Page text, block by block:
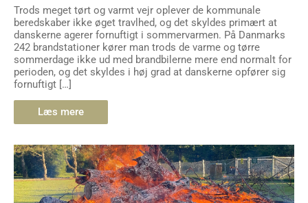
Trods meget tørt og varmt vejr oplever de kommunale
beredskaber ikke øget travlhed, og det skyldes primært at
danskerne agerer fornuftigt i sommervarmen. På Danmarks
242 brandstationer kører man trods de varme og tørre
sommerdage ikke ud med brandbilerne mere end normalt for
perioden, og det skyldes i høj grad at danskerne opfører sig
fornuftigt […]
Læs mere